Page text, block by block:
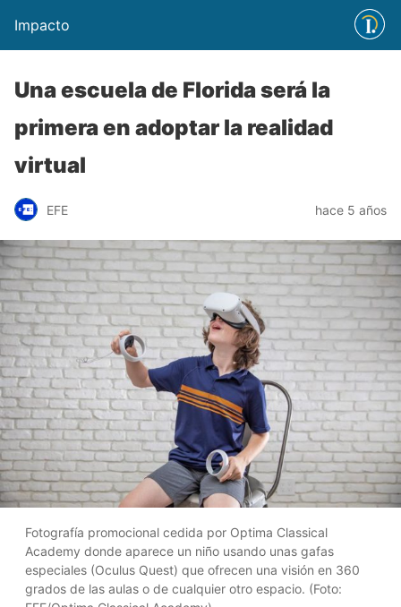
Impacto
Una escuela de Florida será la
primera en adoptar la realidad
virtual
EFE hace 5 años
Fotografía promocional cedida por Optima Classical
Academy donde aparece un niño usando unas gafas
especiales (Oculus Quest) que ofrecen una visión en 360
grados de las aulas o de cualquier otro espacio. (Foto: